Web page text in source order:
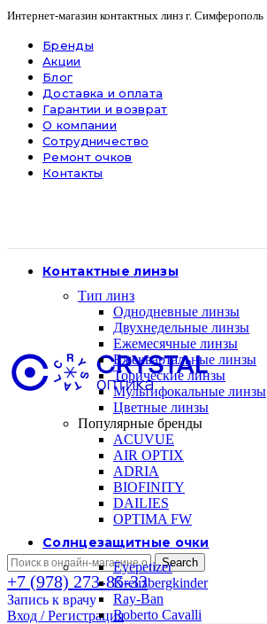
Интернет-магазин контактных линз г. Симферополь
Бренды
Акции
Блог
Доставка и оплата
Гарантии и возврат
О компании
Сотрудничество
Ремонт очков
Контакты
Search
+7 (978) 273-85-33
Запись к врачу
Вход / Регистрация
Контактные линзы
Тип линз
Однодневные линзы
Двухнедельные линзы
Ежемесячные линзы
Ежеквартальные линзы
Торические линзы
Мультифокальные линзы
Цветные линзы
Популярные бренды
ACUVUE
AIR OPTIX
ADRIA
BIOFINITY
DAILIES
OPTIMA FW
Солнцезащитные очки
Eyepetizer
Kreuzbergkinder
Ray-Ban
Roberto Cavalli